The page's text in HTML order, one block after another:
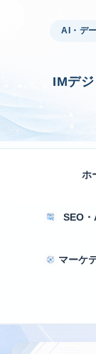
AI・デ
IMデ
ホ
SEO
マーケ